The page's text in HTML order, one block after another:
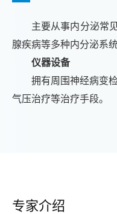
主要从事内分泌常
腺疾病等多种内分泌系
仪器设备
拥有周围神经病变
气压治疗等治疗手段。
专家介绍